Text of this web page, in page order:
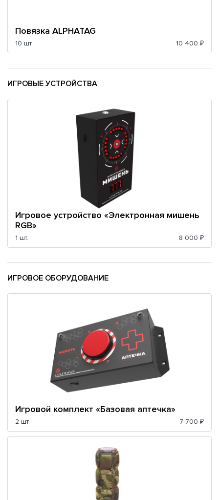
Повязка ALPHATAG
10 шт. 10 400 ₽
ИГРОВЫЕ УСТРОЙСТВА
Игровое устройство «Электронная мишень
RGB»
1 шт. 8 000 ₽
ИГРОВОЕ ОБОРУДОВАНИЕ
Игровой комплект «Базовая аптечка»
2 шт. 7 700 ₽